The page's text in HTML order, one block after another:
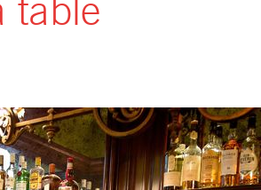
table